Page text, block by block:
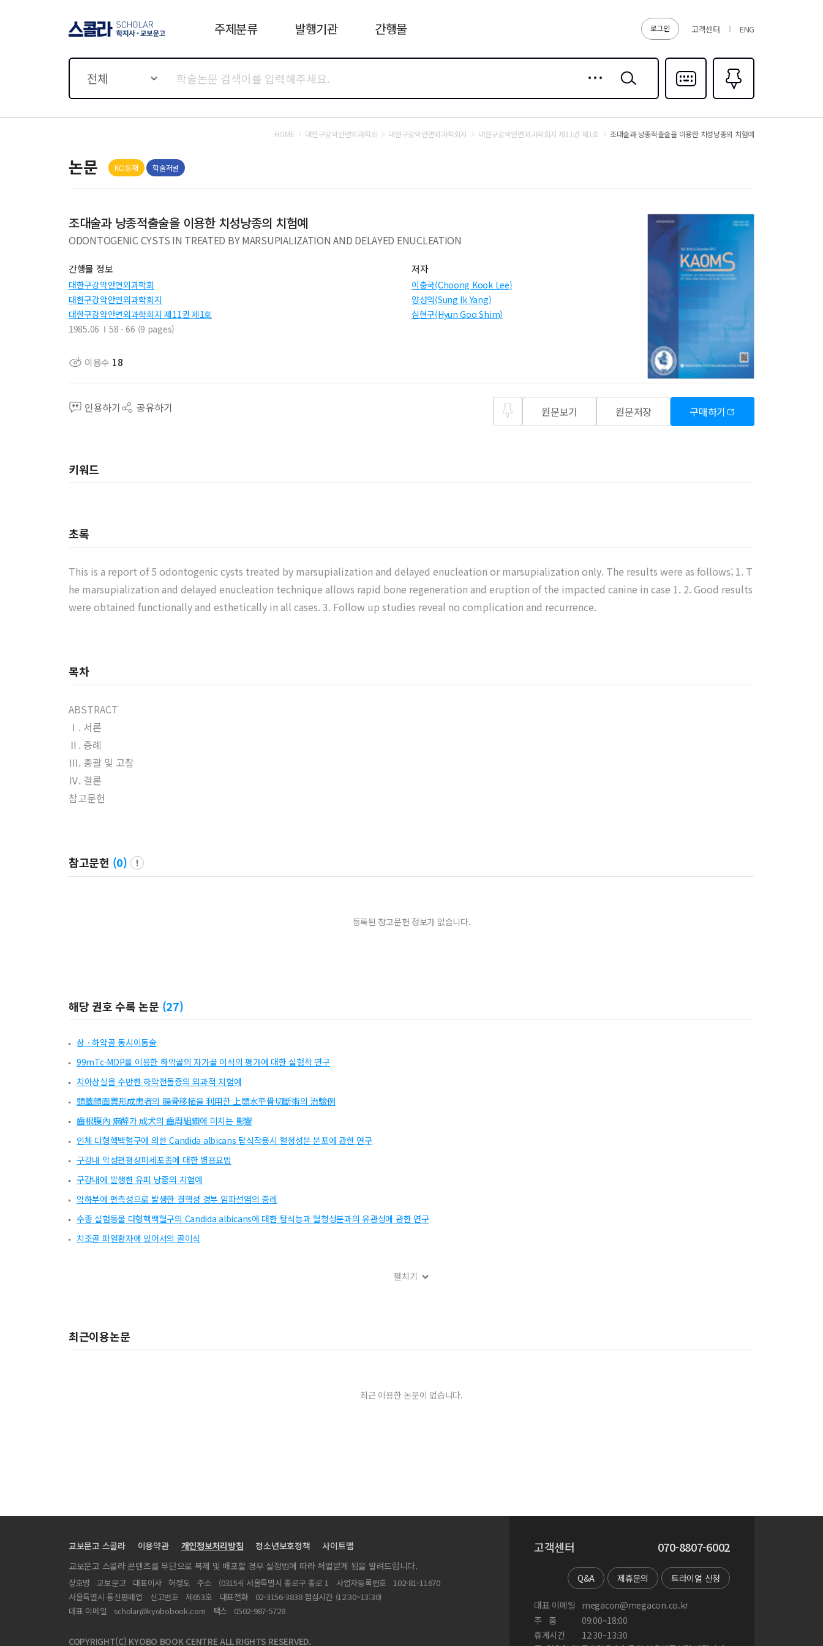
로그인 고객센터 ENG
주제분류 발행기관 간행물
전체
검색
다국어입력
즐겨찾기0
HOME 대한구강악안면외과학회 대한구강악안면외과학회지 대한구강악안면외과학회지 제11권 제1호 조대술과 낭종적출술을 이용한 치성낭종의 치험예
논문 KCI등재 학술저널
조대술과 낭종적출술을 이용한 치성낭종의 치험예
ODONTOGENIC CYSTS IN TREATED BY MARSUPIALIZATION AND DELAYED ENUCLEATION
간행물 정보
대한구강악안면외과학회
대한구강악안면외과학회지
대한구강악안면외과학회지 제11권 제1호
1985.06
58 - 66 (9 pages)
저자
이충국(Choong Kook Lee)
양성익(Sung Ik Yang)
심현구(Hyun Goo Shim)
이용수 18
인용하기 공유하기 원문보기 원문저장 구매하기
키워드
초록
This is a report of 5 odontogenic cysts treated by marsupialization and delayed enucleation or marsupialization only. The results were as follows; 1. T
he marsupialization and delayed enucleation technique allows rapid bone regeneration and eruption of the impacted canine in case 1. 2. Good results
were obtained functionally and esthetically in all cases. 3. Follow up studies reveal no complication and recurrence.
목차
ABSTRACT
Ⅰ. 서론
Ⅱ. 증례
Ⅲ. 총괄 및 고찰
Ⅳ. 결론
참고문헌
참고문헌 (0)
등록된 참고문헌 정보가 없습니다.
해당 권호 수록 논문 (27)
상ㆍ하악골 동시이동술
99mTc-MDP를 이용한 하악골의 자가골 이식의 평가에 대한 실험적 연구
치아상실을 수반한 하악전돌증의 외과적 치험예
頭蓋顔面異形成患者의 腸骨移植을 利用한 上顎水平骨切斷術의 治驗例
齒根膜內 痲醉가 成犬의 齒周組織에 미치는 影響
인체 다형핵백혈구에 의한 Candida albicans 탐식작용시 혈청성분 분포에 관한 연구
구강내 악성편평상피세포종에 대한 병용요법
구강내에 발생한 유피 낭종의 치험예
악하부에 편측성으로 발생한 결핵성 경부 임파선염의 증례
수종 실험동물 다형핵백혈구의 Candida albicans에 대한 탐식능과 혈청성분과의 유관성에 관한 연구
치조골 파열환자에 있어서의 골이식
단일치아 골절단술
TWO CASES OF FIBREOPTIC ENDOSCOPIC INTUBATION
펼치기
최근이용논문
최근 이용한 논문이 없습니다.
교보문고 스콜라 이용약관 개인정보처리방침 청소년보호정책
사이트맵
교보문고 스콜라 콘텐츠를 무단으로 복제 및 배포할 경우 실정법에 따라 처벌받게 됨을 알려드립니다.
상호명 교보문고 대표이사 허정도 주소 (03154) 서울특별시 종로구 종로 1 사업자등록번호
102-81-11670
서울특별시 통신판매업
신고번호 제653호 대표전화
02-3156-3838 점심시간 (12:30~13:30)
대표 이메일
scholar@kyobobook.com 팩스 0502-987-5728
COPYRIGHT(C) KYOBO BOOK CENTRE ALL RIGHTS RESERVED.
고객센터 070-8807-6002
Q&A 제휴문의 트라이얼 신청
대표 이메일
megacon@megacon.co.kr
주
중
09:00~18:00
휴게시간
12:30~13:30